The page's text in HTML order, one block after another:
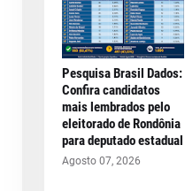
Pesquisa Brasil Dados:
Confira candidatos
mais lembrados pelo
eleitorado de Rondônia
para deputado estadual
Agosto 07, 2026